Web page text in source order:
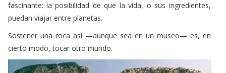
fascinante: la posibilidad de que la vida, o sus ingredientes,
puedan viajar entre planetas.
Sostener una roca así —aunque sea en un museo— es, en
cierto modo, tocar otro mundo.